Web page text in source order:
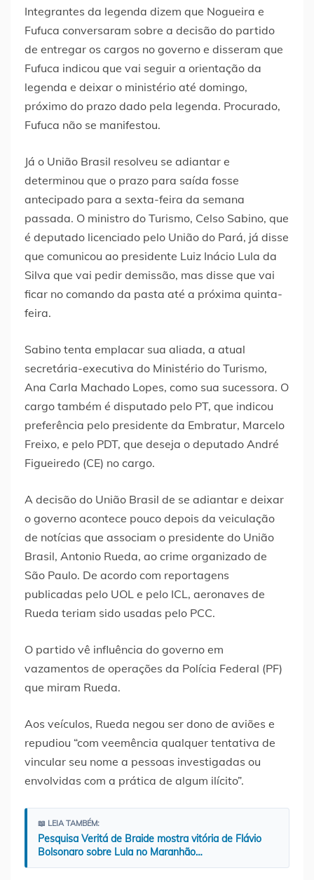
Integrantes da legenda dizem que Nogueira e
Fufuca conversaram sobre a decisão do partido
de entregar os cargos no governo e disseram que
Fufuca indicou que vai seguir a orientação da
legenda e deixar o ministério até domingo,
próximo do prazo dado pela legenda. Procurado,
Fufuca não se manifestou.
Já o União Brasil resolveu se adiantar e
determinou que o prazo para saída fosse
antecipado para a sexta-feira da semana
passada. O ministro do Turismo, Celso Sabino, que
é deputado licenciado pelo União do Pará, já disse
que comunicou ao presidente Luiz Inácio Lula da
Silva que vai pedir demissão, mas disse que vai
ficar no comando da pasta até a próxima quinta-
feira.
Sabino tenta emplacar sua aliada, a atual
secretária-executiva do Ministério do Turismo,
Ana Carla Machado Lopes, como sua sucessora. O
cargo também é disputado pelo PT, que indicou
preferência pelo presidente da Embratur, Marcelo
Freixo, e pelo PDT, que deseja o deputado André
Figueiredo (CE) no cargo.
A decisão do União Brasil de se adiantar e deixar
o governo acontece pouco depois da veiculação
de notícias que associam o presidente do União
Brasil, Antonio Rueda, ao crime organizado de
São Paulo. De acordo com reportagens
publicadas pelo UOL e pelo ICL, aeronaves de
Rueda teriam sido usadas pelo PCC.
O partido vê influência do governo em
vazamentos de operações da Polícia Federal (PF)
que miram Rueda.
Aos veículos, Rueda negou ser dono de aviões e
repudiou “com veemência qualquer tentativa de
vincular seu nome a pessoas investigadas ou
envolvidas com a prática de algum ilícito”.
📖 LEIA TAMBÉM:
Pesquisa Veritá de Braide mostra vitória de Flávio
Bolsonaro sobre Lula no Maranhão…